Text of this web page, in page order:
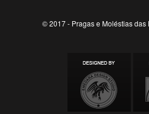
© 2017 - Pragas e Moléstias das